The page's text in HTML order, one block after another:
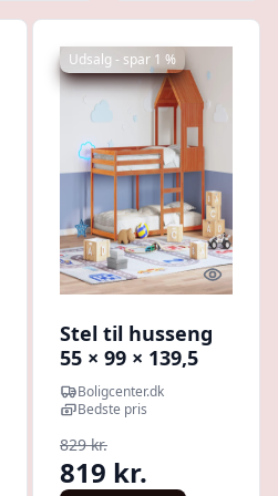
look
Udsalg - spar 1 %
Quick
Stel til husseng
55 × 99 × 139,5
cm - massivt
fyrretræ,
Boligcenter.dk
Bedste pris
829 kr.
819 kr.